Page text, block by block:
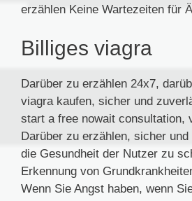
erzählen Keine Wartezeiten für
Billiges viagra
Darüber zu erzählen 24x7,
viagra kaufen, sicher und
start a free nowait consultation,
Darüber zu erzählen, sicher
die Gesundheit der Nutzer zu
Erkennung von
Wenn Sie Angst haben, wenn